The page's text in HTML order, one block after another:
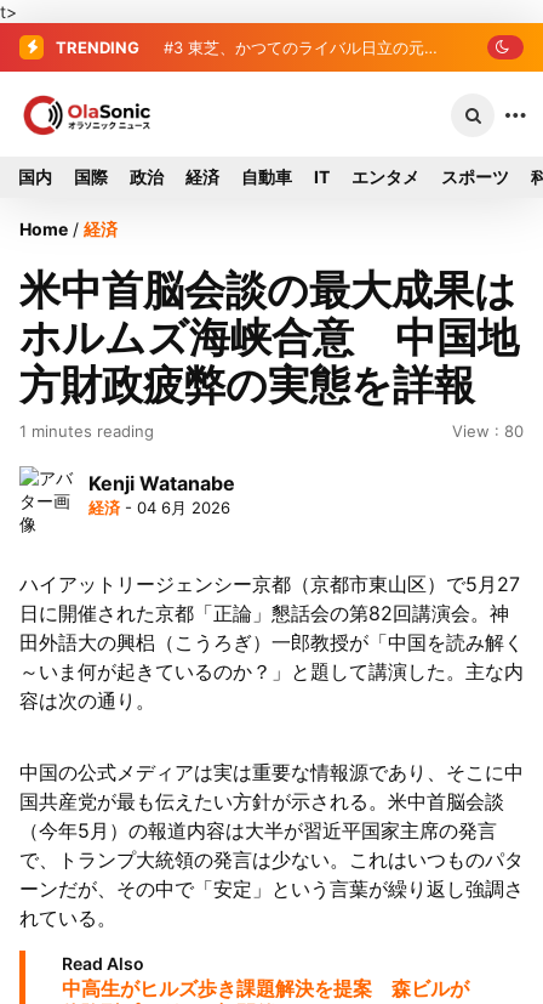
t>
TRENDING #3 東芝、かつてのライバル日立の元社
国内 国際 政治 経済 自動車 IT エンタメ スポーツ
Home / 経済
米中首脳会談の最大成果は
ホルムズ海峡合意 中国地
方財政疲弊の実態を詳報
1 minutes reading View : 80
Kenji Watanabe
経済 - 04 6月 2026
ハイアットリージェンシー京都（京都市東山区）で5月27
日に開催された京都「正論」懇話会の第82回講演会。神
田外語大の興梠（こうろぎ）一郎教授が「中国を読み解く
～いま何が起きているのか？」と題して講演した。主な内
容は次の通り。
中国の公式メディアは実は重要な情報源であり、そこに中
国共産党が最も伝えたい方針が示される。米中首脳会談
（今年5月）の報道内容は大半が習近平国家主席の発言
で、トランプ大統領の発言は少ない。これはいつものパタ
ーンだが、その中で「安定」という言葉が繰り返し強調さ
れている。
Read Also
中高生がヒルズ歩き課題解決を提案 森ビルが